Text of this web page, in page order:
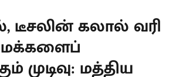
டீசலின் கலால் வரி
மக்களைப்
முடிவு: மத்திய